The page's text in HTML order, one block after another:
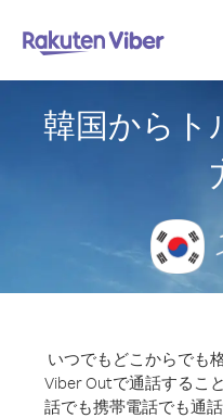
韓国からト
いつでもどこからでも
Viber Outで通話するこ
話でも携帯電話でも通